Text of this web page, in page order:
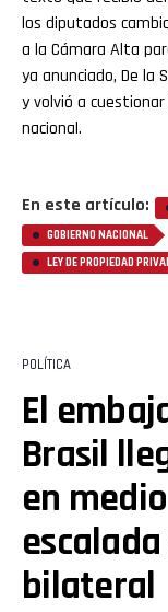
los diputados
a la Cámara Alta
ya anunciado, De la
y volvió a
nacional.
En este artículo:
GOBIERNO NACIONAL
LEY DE PROPIEDAD
POLÍTICA
El
Brasil
en
bilateral